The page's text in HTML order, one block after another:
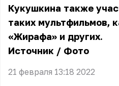
Кукушкина также
таких мультфильмов,
«Жирафа» и других.
Источник / Фото
21 февраля 13:18 2022